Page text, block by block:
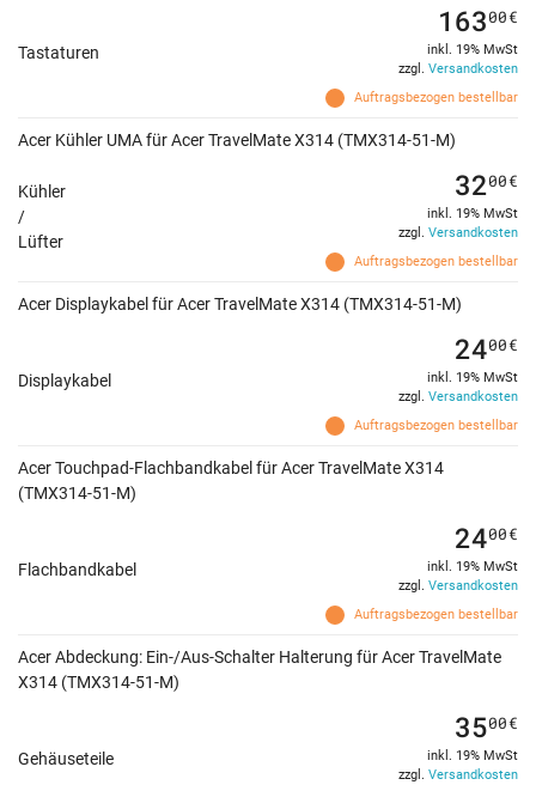
Tastaturen
Auftragsbezogen bestellbar
16300€
inkl. 19% MwSt
zzgl. Versandkosten
Acer Kühler UMA für Acer TravelMate X314 (TMX314-51-M)
Kühler
/
Lüfter
Auftragsbezogen bestellbar
3200€
inkl. 19% MwSt
zzgl. Versandkosten
Acer Displaykabel für Acer TravelMate X314 (TMX314-51-M)
Displaykabel
Auftragsbezogen bestellbar
2400€
inkl. 19% MwSt
zzgl. Versandkosten
Acer Touchpad-Flachbandkabel für Acer TravelMate X314
(TMX314-51-M)
Flachbandkabel
Auftragsbezogen bestellbar
2400€
inkl. 19% MwSt
zzgl. Versandkosten
Acer Abdeckung: Ein-/Aus-Schalter Halterung für Acer TravelMate
X314 (TMX314-51-M)
Gehäuseteile
3500€
inkl. 19% MwSt
zzgl. Versandkosten